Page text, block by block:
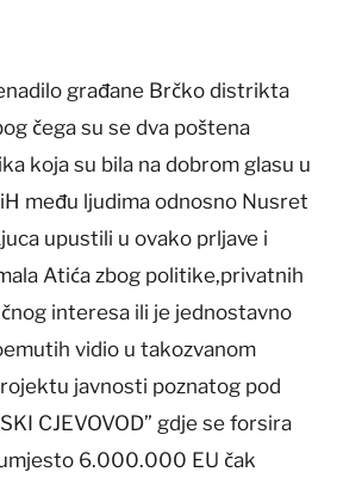
građane Brčko distrikta
čega su se dva poštena
koja su bila na dobrom glasu u
među ljudima odnosno Nusret
upustili u ovako prljave i
Atića zbog politike,privatnih
interesa ili je jednostavno
vidio u takozvanom
javnosti poznatog pod
CJEVOVOD” gdje se forsira
6.000.000 EU čak